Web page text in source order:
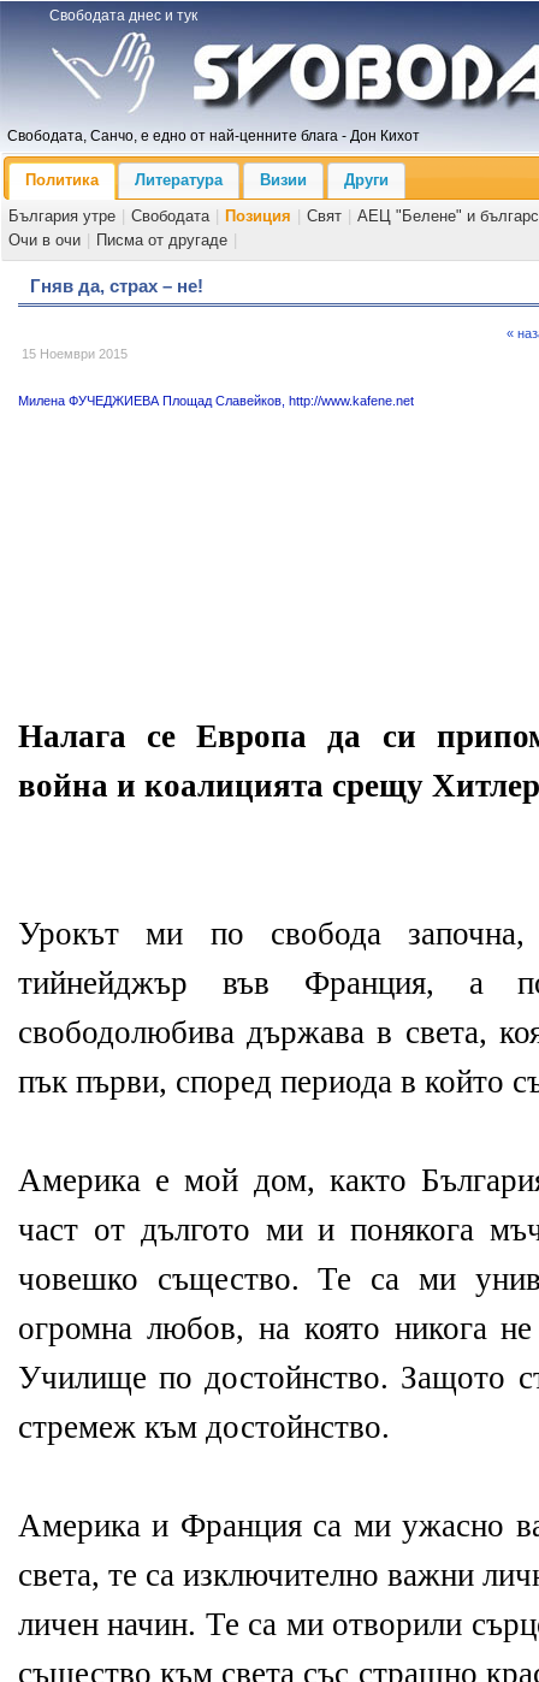
Свободата днес и тук
Свободата, Санчо, е едно от най-ценните блага - Дон Кихот
Политика Литература Визии
Други
България утре
Свободата Позиция Свят
АЕЦ "Белене" и
Очи в очи
Писма от другаде
Гняв да, страх – не!
15 Ноември 2015
«
Милена ФУЧЕДЖИЕВА Площад Славейков, http://www.kafene.net
Налага се Европа да си
война и коалицията срещу
Урокът ми по свобода
тийнейджър във Франция, а
свободолюбива държава в света,
пък първи, според периода в който
Америка е мой дом, както
част от дългото ми и понякога
човешко същество. Те са ми
огромна любов, на която никога
Училище по достойнство. Защото
стремеж към достойнство.
Америка и Франция са ми ужасно
света, те са изключително важни
личен начин. Те са ми отворили
същество към света със страшно